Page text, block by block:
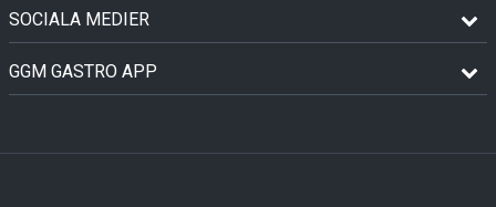
SOCIALA MEDIER
GGM GASTRO APP